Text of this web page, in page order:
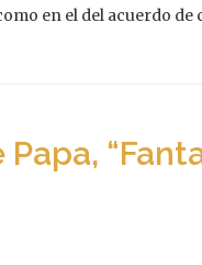
en el del acuerdo